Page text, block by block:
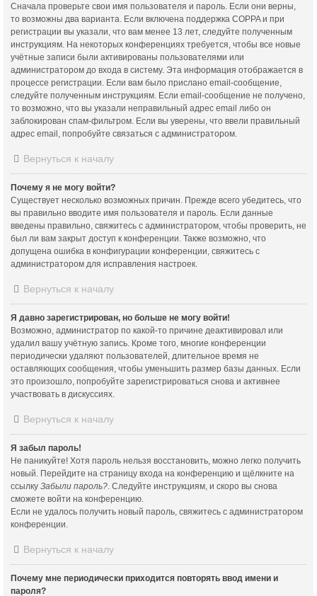
Сначала проверьте свои имя пользователя и пароль. Если они верны,
то возможны два варианта. Если включена поддержка COPPA и при
регистрации вы указали, что вам менее 13 лет, следуйте полученным
инструкциям. На некоторых конференциях требуется, чтобы все новые
учётные записи были активированы пользователями или
администратором до входа в систему. Эта информация отображается в
процессе регистрации. Если вам было прислано email-сообщение,
следуйте полученным инструкциям. Если email-сообщение не получено,
то возможно, что вы указали неправильный адрес email либо он
заблокирован спам-фильтром. Если вы уверены, что ввели правильный
адрес email, попробуйте связаться с администратором.
Вернуться к началу
Почему я не могу войти?
Существует несколько возможных причин. Прежде всего убедитесь, что
вы правильно вводите имя пользователя и пароль. Если данные
введены правильно, свяжитесь с администратором, чтобы проверить, не
был ли вам закрыт доступ к конференции. Также возможно, что
допущена ошибка в конфигурации конференции, свяжитесь с
администратором для исправления настроек.
Вернуться к началу
Я давно зарегистрирован, но больше не могу войти!
Возможно, администратор по какой-то причине деактивировал или
удалил вашу учётную запись. Кроме того, многие конференции
периодически удаляют пользователей, длительное время не
оставляющих сообщения, чтобы уменьшить размер базы данных. Если
это произошло, попробуйте зарегистрироваться снова и активнее
участвовать в дискуссиях.
Вернуться к началу
Я забыл пароль!
Не паникуйте! Хотя пароль нельзя восстановить, можно легко получить
новый. Перейдите на страницу входа на конференцию и щёлкните на
ссылку Забыли пароль? . Следуйте инструкциям, и скоро вы снова
сможете войти на конференцию.
Если не удалось получить новый пароль, свяжитесь с администратором
конференции.
Вернуться к началу
Почему мне периодически приходится повторять ввод имени и
пароля?